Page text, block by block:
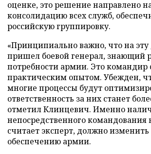
оценке, это решение направлено
консолидацию всех служб,
российскую группировку.
«Принципиально важно, что на эту
пришел боевой генерал, знающий
потребности армии. Это командир
практическим опытом. Убежден,
многие процессы будут
ответственность за них станет
отметил Клинцевич. Именно
непосредственного командования
считает эксперт, должно
обеспечению армии.